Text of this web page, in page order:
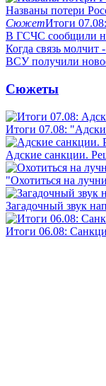
Названы потери
СюжетИтоги
В ГСЧС сообщили
Когда связь
ВСУ получили
Сюжеты
Итоги 07.08:
Адские санкции.
"Охотиться на
Загадочный звук
Итоги 06.08: